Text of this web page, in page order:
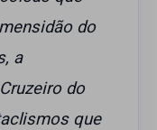
do
a
do
que